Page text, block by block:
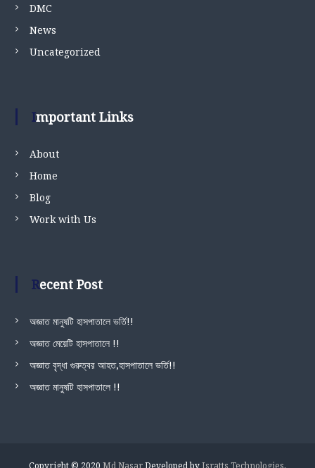
DMC
News
Uncategorized
Important Links
About
Home
Blog
Work with Us
Recent Post
অজ্ঞাত মানুষটি হাসপাতালে ভর্তি!!
অজ্ঞাত মেয়েটি হাসপাতালে !!
অজ্ঞাত বৃদ্ধা গুরুত্বর আহত,হাসপাতালে ভর্তি!!
অজ্ঞাত মানুষটি হাসপাতালে !!
Copyright © 2020 Md NasarDeveloped byIsratts Technologies.